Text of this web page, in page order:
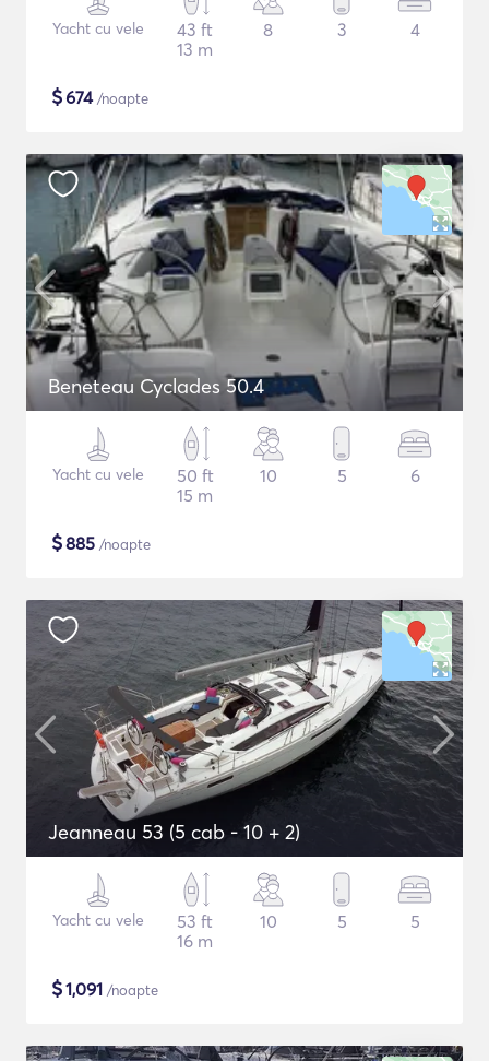
Yacht cu vele
43 ft
13 m
8 3 4
$674/noapte
Beneteau Cyclades 50.4
Yacht cu vele
50 ft
15 m
10 5 6
$885 /noapte
Jeanneau 53 (5 cab - 10 + 2)
Yacht cu vele
53 ft
16 m
10 5 5
$1,091 /noapte